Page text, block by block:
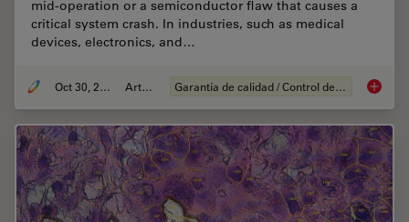
mid-operation or a semiconductor flaw that causes a
critical system crash. In industries, such as medical
devices, electronics, and…
Oct 30, 2025 Article Garantía de calidad / Control de calidad Quality